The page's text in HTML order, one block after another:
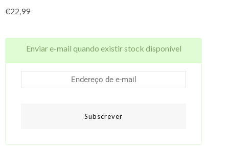
€22,99
Enviar e-mail quando existir stock disponível
Subscrever